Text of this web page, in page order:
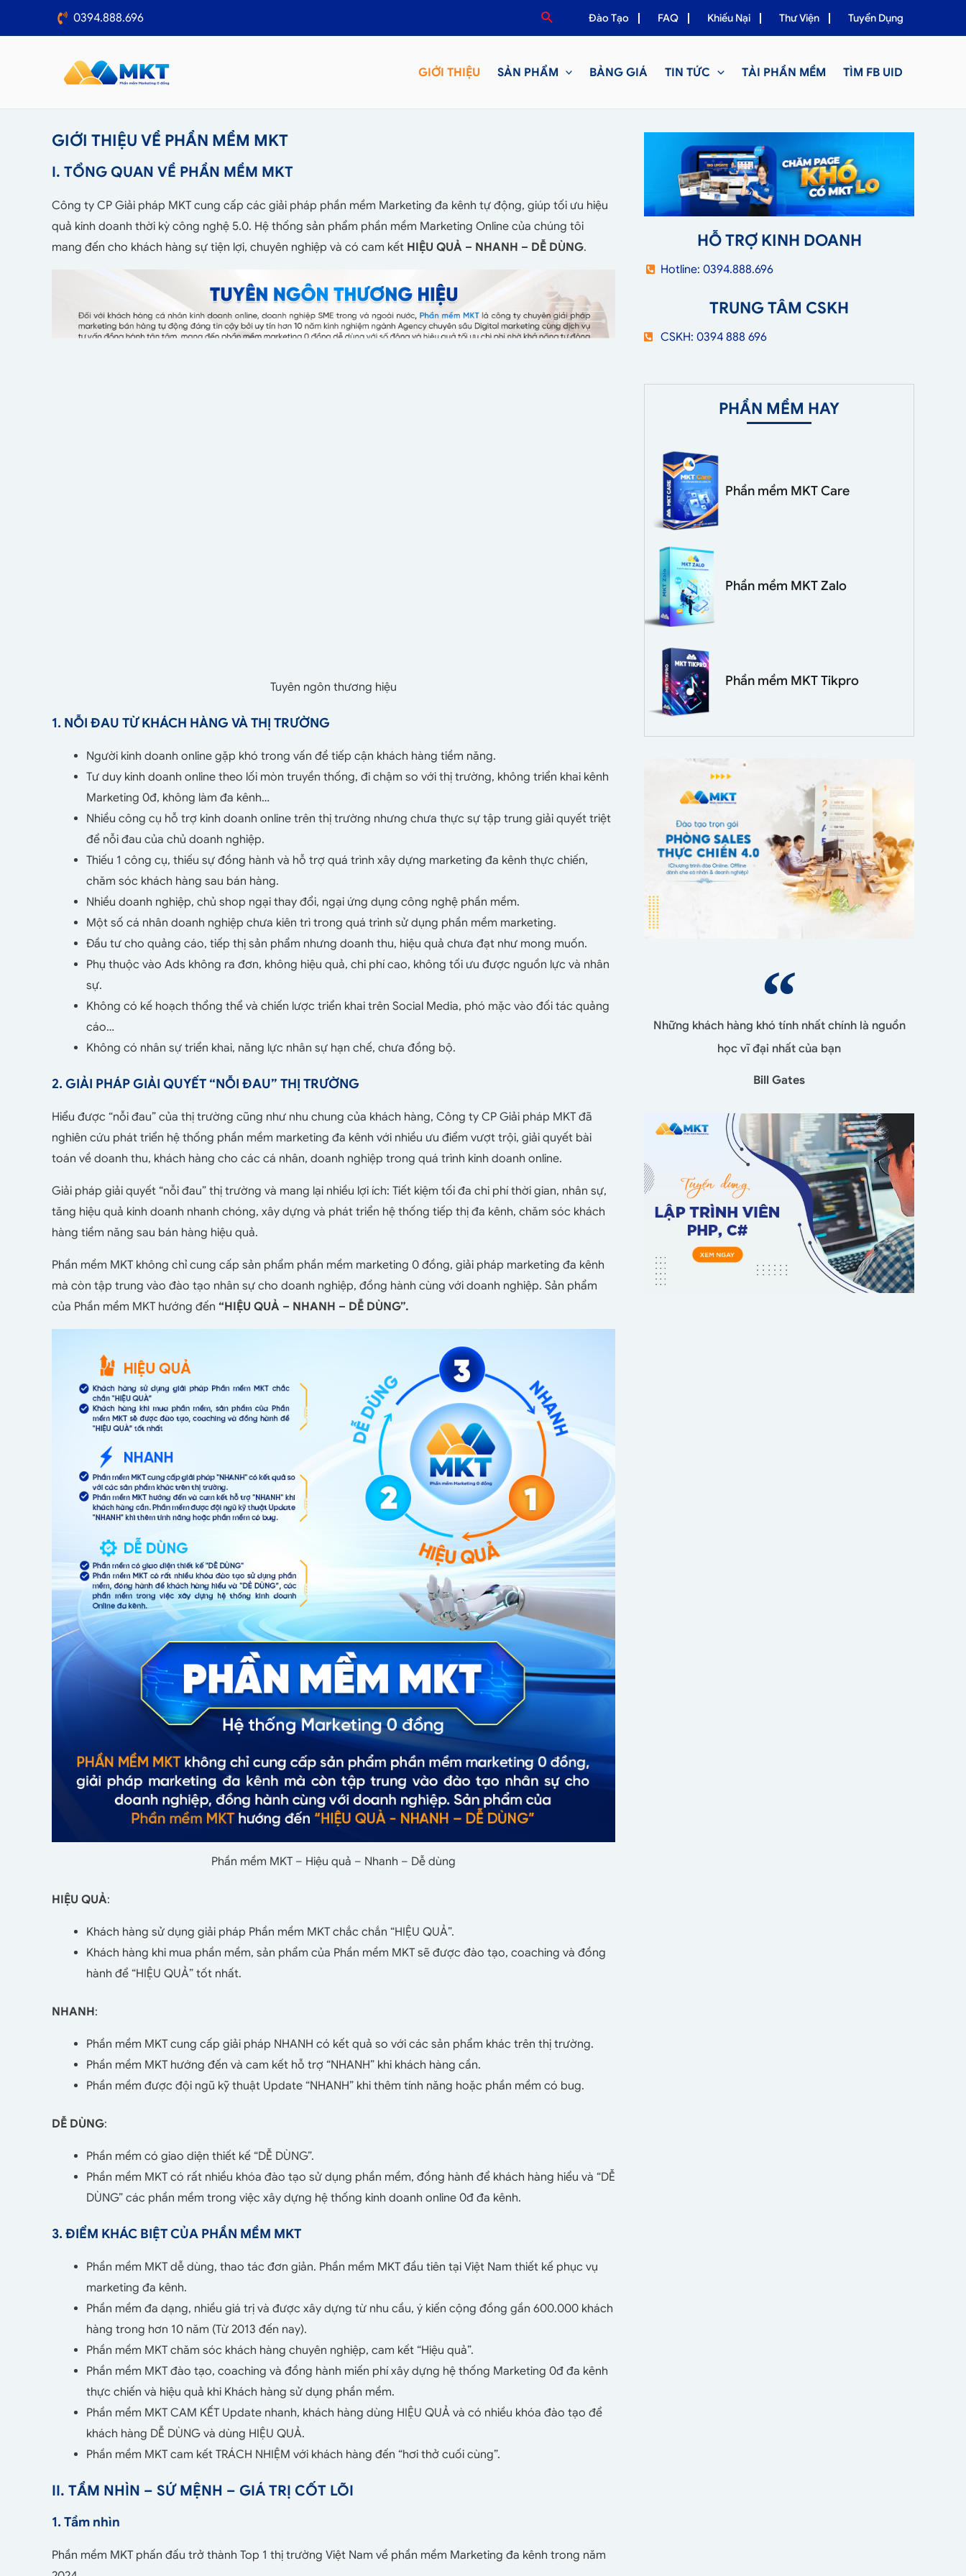
0394.888.696 Đào Tạo FAQ Khiếu Nại Thư Viện Tuyển Dụng
GIỚI THIỆU SẢN PHẨM BẢNG GIÁ TIN TỨC TẢI PHẦN MỀM TÌM FB UID
GIỚI THIỆU VỀ PHẦN MỀM MKT
I. TỔNG QUAN VỀ PHẦN MỀM MKT
Công ty CP Giải pháp MKT cung cấp các giải pháp phần mềm Marketing đa kênh tự động, giúp tối ưu hiệu
quả kinh doanh thời kỳ công nghệ 5.0. Hệ thống sản phẩm phần mềm Marketing Online của chúng tôi
mang đến cho khách hàng sự tiện lợi, chuyên nghiệp và có cam kết HIỆU QUẢ – NHANH – DỄ DÙNG.
Tuyên ngôn thương hiệu
1. NỖI ĐAU TỪ KHÁCH HÀNG VÀ THỊ TRƯỜNG
Người kinh doanh online gặp khó trong vấn đề tiếp cận khách hàng tiềm năng.
Tư duy kinh doanh online theo lối mòn truyền thống, đi chậm so với thị trường, không triển khai kênh
Marketing 0đ, không làm đa kênh…
Nhiều công cụ hỗ trợ kinh doanh online trên thị trường nhưng chưa thực sự tập trung giải quyết triệt
để nỗi đau của chủ doanh nghiệp.
Thiếu 1 công cụ, thiếu sự đồng hành và hỗ trợ quá trình xây dựng marketing đa kênh thực chiến,
chăm sóc khách hàng sau bán hàng.
Nhiều doanh nghiệp, chủ shop ngại thay đổi, ngại ứng dụng công nghệ phần mềm.
Một số cá nhân doanh nghiệp chưa kiên trì trong quá trình sử dụng phần mềm marketing.
Đầu tư cho quảng cáo, tiếp thị sản phẩm nhưng doanh thu, hiệu quả chưa đạt như mong muốn.
Phụ thuộc vào Ads không ra đơn, không hiệu quả, chi phí cao, không tối ưu được nguồn lực và nhân
sự.
Không có kế hoạch thổng thể và chiến lược triển khai trên Social Media, phó mặc vào đối tác quảng
cáo…
Không có nhân sự triển khai, năng lực nhân sự hạn chế, chưa đồng bộ.
2. GIẢI PHÁP GIẢI QUYẾT “NỖI ĐAU” THỊ TRƯỜNG
Hiểu được “nỗi đau” của thị trường cũng như nhu chung của khách hàng, Công ty CP Giải pháp MKT đã
nghiên cứu phát triển hệ thống phần mềm marketing đa kênh với nhiều ưu điểm vượt trội, giải quyết bài
toán về doanh thu, khách hàng cho các cá nhân, doanh nghiệp trong quá trình kinh doanh online.
Giải pháp giải quyết “nỗi đau” thị trường và mang lại nhiều lợi ích: Tiết kiệm tối đa chi phí thời gian, nhân sự,
tăng hiệu quả kinh doanh nhanh chóng, xây dựng và phát triển hệ thống tiếp thị đa kênh, chăm sóc khách
hàng tiềm năng sau bán hàng hiệu quả.
Phần mềm MKT không chỉ cung cấp sản phẩm phần mềm marketing 0 đồng, giải pháp marketing đa kênh
mà còn tập trung vào đào tạo nhân sự cho doanh nghiệp, đồng hành cùng với doanh nghiệp. Sản phẩm
của Phần mềm MKT hướng đến “HIỆU QUẢ – NHANH – DỄ DÙNG”.
Phần mềm MKT – Hiệu quả – Nhanh – Dễ dùng
HIỆU QUẢ:
Khách hàng sử dụng giải pháp Phần mềm MKT chắc chắn “HIỆU QUẢ”.
Khách hàng khi mua phần mềm, sản phẩm của Phần mềm MKT sẽ được đào tạo, coaching và đồng
hành để “HIỆU QUẢ” tốt nhất.
NHANH:
Phần mềm MKT cung cấp giải pháp NHANH có kết quả so với các sản phẩm khác trên thị trường.
Phần mềm MKT hướng đến và cam kết hỗ trợ “NHANH” khi khách hàng cần.
Phần mềm được đội ngũ kỹ thuật Update “NHANH” khi thêm tính năng hoặc phần mềm có bug.
DỄ DÙNG:
Phần mềm có giao diện thiết kế “DỄ DÙNG”.
Phần mềm MKT có rất nhiều khóa đào tạo sử dụng phần mềm, đồng hành để khách hàng hiểu và “DỄ
DÙNG” các phần mềm trong việc xây dựng hệ thống kinh doanh online 0đ đa kênh.
3. ĐIỂM KHÁC BIỆT CỦA PHẦN MỀM MKT
Phần mềm MKT dễ dùng, thao tác đơn giản. Phần mềm MKT đầu tiên tại Việt Nam thiết kế phục vụ
marketing đa kênh.
Phần mềm đa dạng, nhiều giá trị và được xây dựng từ nhu cầu, ý kiến cộng đồng gần 600.000 khách
hàng trong hơn 10 năm (Từ 2013 đến nay).
Phần mềm MKT chăm sóc khách hàng chuyên nghiệp, cam kết “Hiệu quả”.
Phần mềm MKT đào tạo, coaching và đồng hành miến phí xây dựng hệ thống Marketing 0đ đa kênh
thực chiến và hiệu quả khi Khách hàng sử dụng phần mềm.
Phần mềm MKT CAM KẾT Update nhanh, khách hàng dùng HIỆU QUẢ và có nhiều khóa đào tạo để
khách hàng DỄ DÙNG và dùng HIỆU QUẢ.
Phần mềm MKT cam kết TRÁCH NHIỆM với khách hàng đến “hơi thở cuối cùng”.
II. TẦM NHÌN – SỨ MỆNH – GIÁ TRỊ CỐT LÕI
1. Tầm nhìn
Phần mềm MKT phấn đấu trở thành Top 1 thị trường Việt Nam về phần mềm Marketing đa kênh trong năm
HỖ TRỢ KINH DOANH
Hotline: 0394.888.696
TRUNG TÂM CSKH
CSKH: 0394 888 696
PHẦN MỀM HAY
Phần mềm MKT Care
Phần mềm MKT Zalo
Phần mềm MKT Tikpro
Những khách hàng khó tính nhất chính là nguồn
học vĩ đại nhất của bạn
Bill Gates